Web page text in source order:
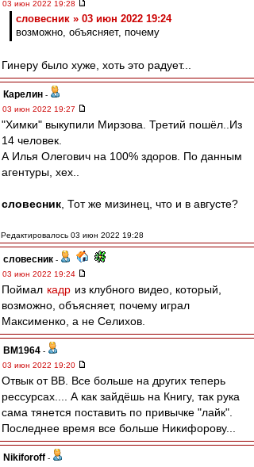
03 июн 2022 19:28
словесник » 03 июн 2022 19:24
возможно, объясняет, почему
Гинеру было хуже, хоть это радует...
Карелин -
03 июн 2022 19:27
"Химки" выкупили Мирзова. Третий пошёл..Из
14 человек.
А Илья Олегович на 100% здоров. По данным
агентуры, хех..
словесник , Тот же мизинец, что и в августе?
Редактировалось 03 июн 2022 19:28
словесник -
03 июн 2022 19:24
Поймал кадр из клубного видео, который,
возможно, объясняет, почему играл
Максименко, а не Селихов.
BM1964 -
03 июн 2022 19:20
Отвык от ВВ. Все больше на других теперь
рессурсах.... А как зайдёшь на Книгу, так рука
сама тянется поставить по привычке "лайк".
Последнее время все больше Никифорову...
Nikiforoff -